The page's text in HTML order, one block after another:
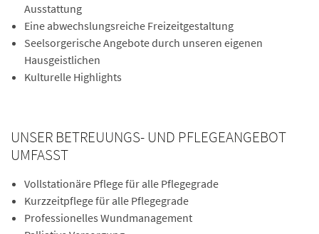
Ausstattung
Eine abwechslungsreiche Freizeitgestaltung
Seelsorgerische Angebote durch unseren eigenen
Hausgeistlichen
Kulturelle Highlights
UNSER BETREUUNGS- UND PFLEGEANGEBOT
UMFASST
Vollstationäre Pflege für alle Pflegegrade
Kurzzeitpflege für alle Pflegegrade
Professionelles Wundmanagement